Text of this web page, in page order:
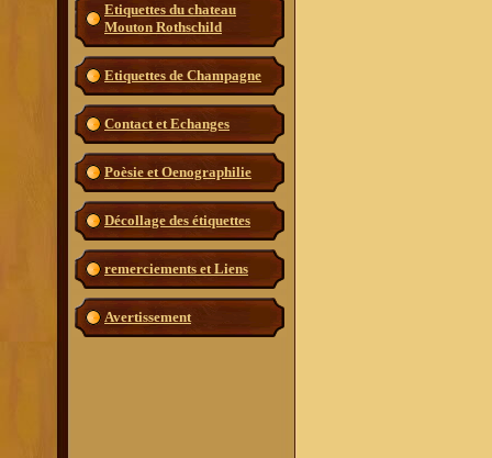
Etiquettes du chateau
Mouton Rothschild
Etiquettes de Champagne
Contact et Echanges
Poèsie et Oenographilie
Décollage des étiquettes
remerciements et Liens
Avertissement